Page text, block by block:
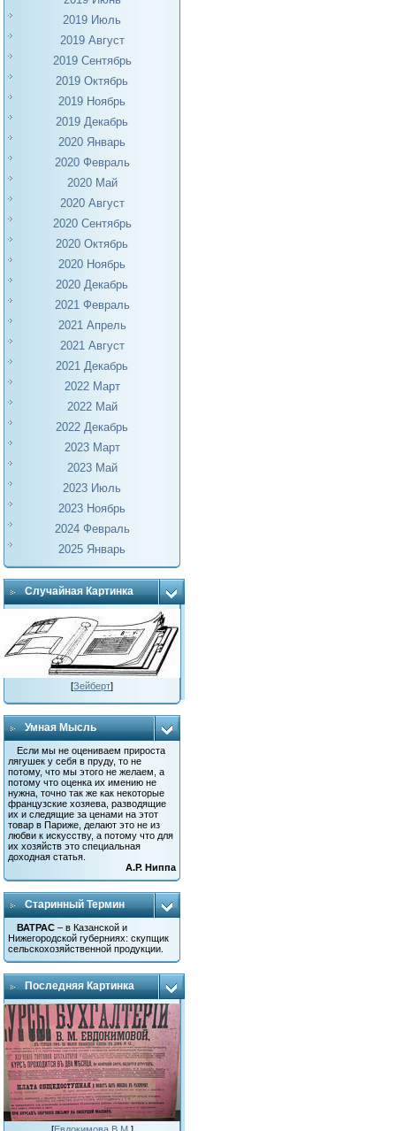
2019 Июль
2019 Август
2019 Сентябрь
2019 Октябрь
2019 Ноябрь
2019 Декабрь
2020 Январь
2020 Февраль
2020 Май
2020 Август
2020 Сентябрь
2020 Октябрь
2020 Ноябрь
2020 Декабрь
2021 Февраль
2021 Апрель
2021 Август
2021 Декабрь
2022 Март
2022 Май
2022 Декабрь
2023 Март
2023 Май
2023 Июль
2023 Ноябрь
2024 Февраль
2025 Январь
Случайная Картинка
[Зейберт]
Умная Мысль
Если мы не оцениваем прироста
лягушек у себя в пруду, то не
потому, что мы этого не желаем, а
потому что оценка их имению не
нужна, точно так же как некоторые
французские хозяева, разводящие
их и следящие за ценами на этот
товар в Париже, делают это не из
любви к искусству, а потому что для
их хозяйств это специальная
доходная статья.
А.Р. Ниппа
Старинный Термин
ВАТРАС – в Казанской и
Нижегородской губерниях: скупщик
сельскохозяйственной продукции.
Последняя Картинка